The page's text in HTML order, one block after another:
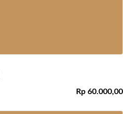
Rp 60.000,00